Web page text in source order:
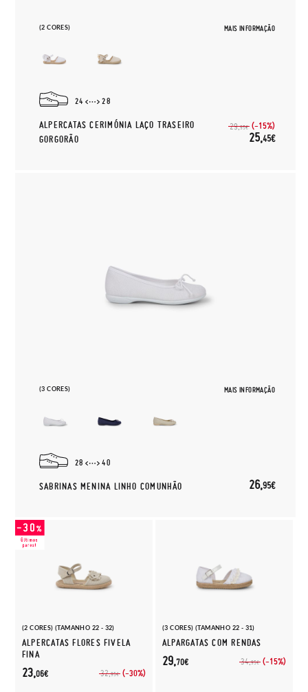
(2 CORES) MAIS INFORMAÇÃO
24 28
ALPERCATAS CERIMÓNIA LAÇO TRASEIRO
GORGORÃO
29,95€ (-15%)
25,45€
(3 CORES) MAIS INFORMAÇÃO
28 40
SABRINAS MENINA LINHO COMUNHÃO 26,95€
(2 CORES) (TAMANHO 22 - 32)
ALPERCATAS FLORES FIVELA
FINA
32,95€ (-30%)
23,06€
(3 CORES) (TAMANHO 22 - 31)
ALPARGATAS COM RENDAS
34,95€ (-15%)
29,70€